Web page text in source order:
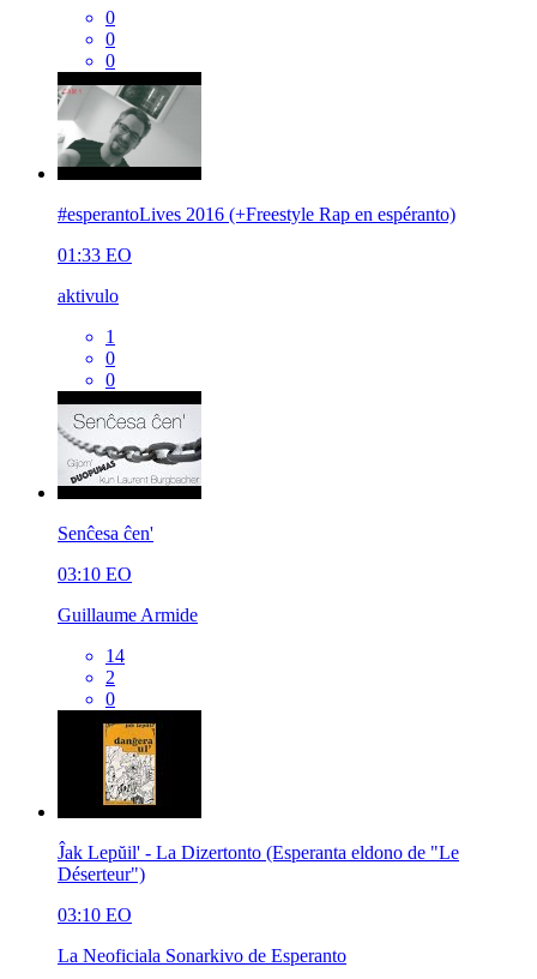
0
0
0
#esperantoLives 2016 (+Freestyle Rap en espéranto)
01:33 EO
aktivulo
1
0
0
Senĉesa ĉen'
03:10 EO
Guillaume Armide
14
2
0
Ĵak Lepŭil' - La Dizertonto (Esperanta eldono de "Le
Déserteur")
03:10 EO
La Neoficiala Sonarkivo de Esperanto